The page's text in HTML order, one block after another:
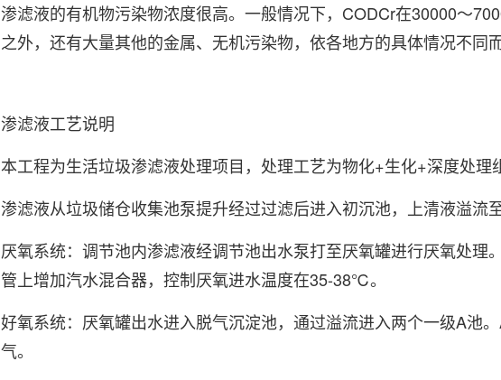
渗滤液的有机物污染物浓度很高。一般情况下，CODCr在30000～
之外，还有大量其他的金属、无机污染物，依各地方的具体情况不同
渗滤液工艺说明
本工程为生活垃圾渗滤液处理项目，处理工艺为物化+生化+深度处理
渗滤液从垃圾储仓收集池泵提升经过过滤后进入初沉池，上清液溢流
厌氧系统：调节池内渗滤液经调节池出水泵打至厌氧罐进行厌氧处理
管上增加汽水混合器，控制厌氧进水温度在35-38℃。
好氧系统：厌氧罐出水进入脱气沉淀池，通过溢流进入两个一级A池
气。